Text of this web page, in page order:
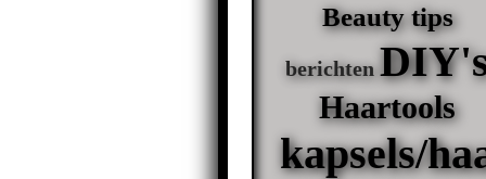
Beauty tips
berichten
Haartools
kapsels/